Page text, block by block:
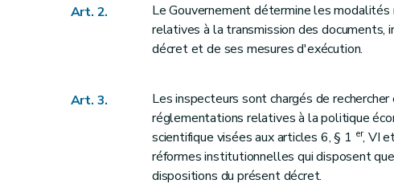
Art. 67
Sous-section 5
Paiement de l'amende
Art. 70
Art. 71
Art. 72
Art. 73
Art. 2.
Le Gouvernement détermine les
relatives à la transmission des documents,
décret et de ses mesures d'exécution.
Art. 3.
Les inspecteurs sont chargés de
réglementations relatives à la politique
scientifique visées aux articles 6, § 1 er, VI
réformes institutionnelles qui disposent
dispositions du présent décret.